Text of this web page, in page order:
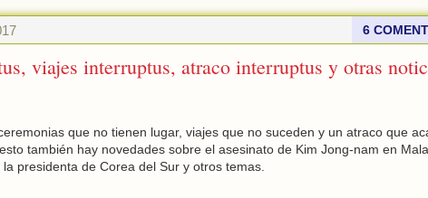
6
viajes interruptus, atraco interruptus y otras
que no tienen lugar, viajes que no suceden y un atraco que
también hay novedades sobre el asesinato de Kim Jong-nam en
presidenta de Corea del Sur y otros temas.